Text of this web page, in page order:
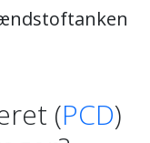
(PCD)